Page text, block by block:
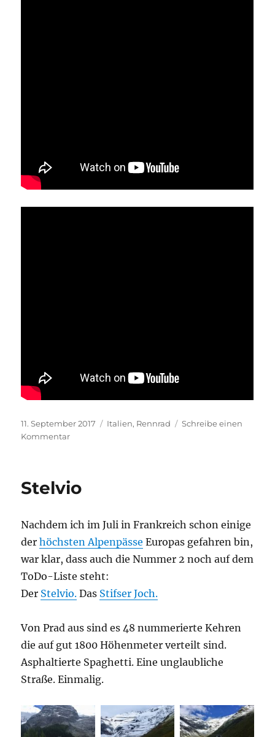
Veröffentlicht
am
11. September 2017 Kategorien
Italien, Rennrad
Schreibe einen
Kommentarzu
Stelvio
Nachdem ich im Juli in Frankreich schon einige
derhöchsten Alpenpässe Europas gefahren bin,
war klar, dass auch die Nummer 2 noch auf dem
ToDo-Liste steht:
Der Stelvio. Das Stifser Joch.
Von Prad aus sind es 48 nummerierte Kehren
die auf gut 1800 Höhenmeter verteilt sind.
Asphaltierte Spaghetti. Eine unglaubliche
Straße. Einmalig.